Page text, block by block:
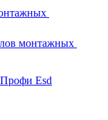
монтажных
Esd